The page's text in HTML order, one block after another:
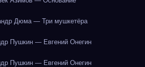
Дюма — Три мушкетёра
Пушкин — Евгений Онегин
Пушкин — Евгений Онегин